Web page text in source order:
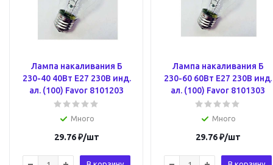
Лампа накаливания Б
230-40 40Вт E27 230В инд.
ал. (100) Favor 8101203
Много
29.76₽/шт
Лампа накаливания Б
230-60 60Вт E27 230В инд.
ал. (100) Favor 8101303
Много
29.76₽/шт